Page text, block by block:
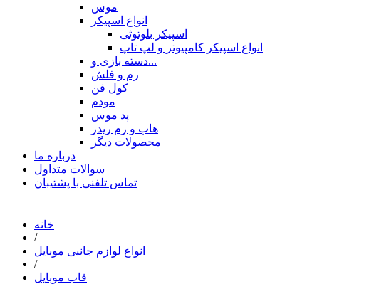
موس
انواع اسپیکر
اسپیکر بلوتوثی
انواع اسپیکر کامپیوتر و لپ تاپ
دسته بازی و...
رم و فلش
کول فن
مودم
پد موس
هاب و رم ریدر
محصولات دیگر
درباره ما
سوالات متداول
تماس تلفنی با پشتیبان
خانه
/
انواع لوازم جانبی موبایل
/
قاب موبایل